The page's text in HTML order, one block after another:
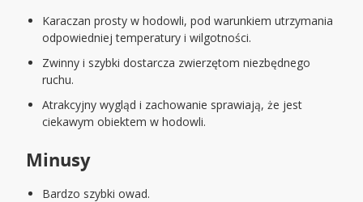
Karaczan prosty w hodowli, pod warunkiem utrzymania
odpowiedniej temperatury i wilgotności.
Zwinny i szybki dostarcza zwierzętom niezbędnego
ruchu.
Atrakcyjny wygląd i zachowanie sprawiają, że jest
ciekawym obiektem w hodowli.
Minusy
Bardzo szybki owad.